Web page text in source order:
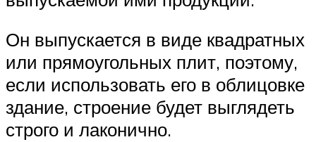
Он выпускается в виде квадратных
или прямоугольных плит, поэтому,
если использовать его в облицовке
здание, строение будет выглядеть
строго и лаконично.